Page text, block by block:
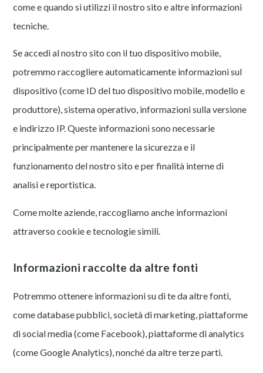
come e quando si utilizzi il nostro sito e altre informazioni
tecniche.
Se accedi al nostro sito con il tuo dispositivo mobile,
potremmo raccogliere automaticamente informazioni sul
dispositivo (come ID del tuo dispositivo mobile, modello e
produttore), sistema operativo, informazioni sulla versione
e indirizzo IP. Queste informazioni sono necessarie
principalmente per mantenere la sicurezza e il
funzionamento del nostro sito e per finalità interne di
analisi e reportistica.
Come molte aziende, raccogliamo anche informazioni
attraverso cookie e tecnologie simili.
Informazioni raccolte da altre fonti
Potremmo ottenere informazioni su di te da altre fonti,
come database pubblici, società di marketing, piattaforme
di social media (come Facebook), piattaforme di analytics
(come Google Analytics), nonché da altre terze parti.